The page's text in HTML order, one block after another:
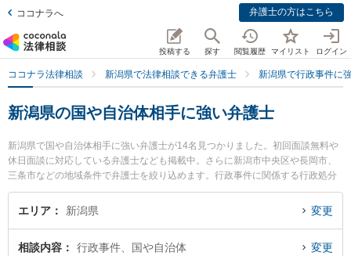
ココナラへ 弁護士の方はこちら
投稿する 探す 閲覧履歴 マイリスト ログイン
ココナラ法律相談 新潟県で法律相談できる弁護士 新潟県で行政事件に
新潟県の国や自治体相手に強い弁護士
新潟県で国や自治体相手に強い弁護士が14名見つかりました。初回面談無料や
休日面談に対応している弁護士なども掲載中。さらに新潟市中央区や長岡市、
三条市などの地域条件で弁護士を絞り込めます。行政事件に関係する行政処分
の不服申立てや住民訴訟、抗告訴訟（処分取り消し等）等の細かな分野での絞
り込み検索もでき便利です。特に弁護士法人一新総合法律事務所の細野 希弁護
『新潟県で土日や夜間に発生した国や自治体相手のトラブルを今すぐに弁護士
エリア 新潟県 変更
相談内容 行政事件、国や自治体 変更